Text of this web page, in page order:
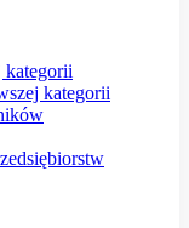
kategorii
kategorii